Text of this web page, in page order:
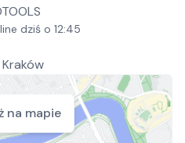
dziś o 12:45
na mapie